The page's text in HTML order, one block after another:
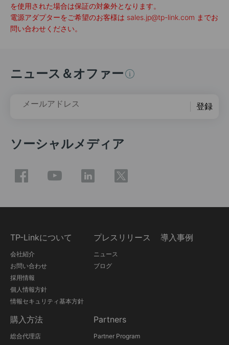
を使用された場合は保証の対象外となります。
電源アダプターをご希望のお客様は sales.jp@tp-link.com までお
問い合わせください。
ニュース＆オファー
メールアドレス 登録
ソーシャルメディア
TP-Linkについて
会社紹介
お問い合わせ
採用情報
個人情報方針
情報セキュリティ基本方針
プレスリリース
ニュース
ブログ
導入事例
購入方法
総合代理店
Partners
Partner Program